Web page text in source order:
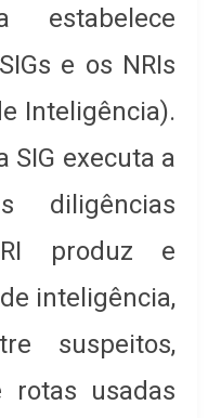
e os NRIs
Inteligência).
SIG executa a
diligências
produz e
inteligência,
suspeitos,
rotas usadas